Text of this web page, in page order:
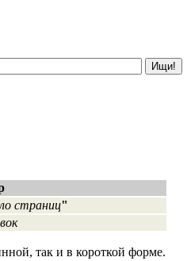
Ищи!
страниц"
так и в короткой форме.